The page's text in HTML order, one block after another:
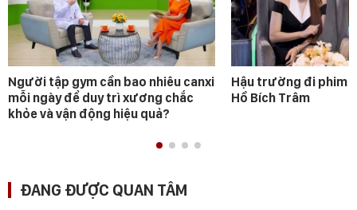
Người tập gym cần bao nhiêu canxi
mỗi ngày để duy trì xương chắc
khỏe và vận động hiệu quả?
Hậu trường đi phim
Hồ Bích Trâm
ĐANG ĐƯỢC QUAN TÂM